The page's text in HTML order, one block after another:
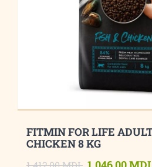
FITMIN FOR LIFE
CHICKEN 8 KG